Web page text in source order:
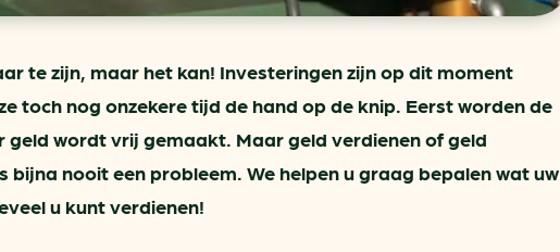
te zijn, maar het kan! Investeringen zijn op dit moment
toch nog onzekere tijd de hand op de knip. Eerst worden de
wordt vrij gemaakt. Maar geld verdienen of geld
bijna nooit een probleem. We helpen u graag bepalen wat uw
u kunt verdienen!